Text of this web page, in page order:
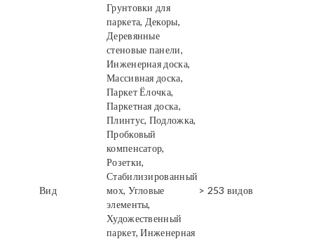
Вид
Грунтовки для
паркета, Декоры,
Деревянные
стеновые панели,
Инженерная доска,
Массивная доска,
Паркет Ёлочка,
Паркетная доска,
Плинтус, Подложка,
Пробковый
компенсатор,
Розетки,
Стабилизированный
мох, Угловые
элементы,
Художественный
паркет, Инженерная
> 253 видов